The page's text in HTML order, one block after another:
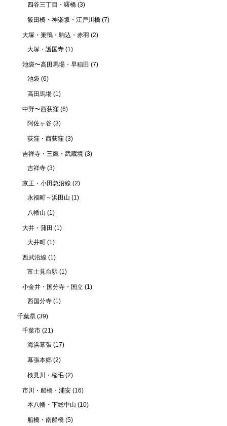
四谷三丁目・曙橋 (3)
飯田橋・神楽坂・江戸川橋 (7)
大塚・巣鴨・駒込・赤羽 (2)
大塚・護国寺 (1)
池袋〜高田馬場・早稲田 (7)
池袋 (6)
高田馬場 (1)
中野〜西荻窪 (6)
阿佐ヶ谷 (3)
荻窪・西荻窪 (3)
吉祥寺・三鷹・武蔵境 (3)
吉祥寺 (3)
京王・小田急沿線 (2)
永福町～浜田山 (1)
八幡山 (1)
大井・蒲田 (1)
大井町 (1)
西武沿線 (1)
富士見台駅 (1)
小金井・国分寺・国立 (1)
西国分寺 (1)
千葉県 (39)
千葉市 (21)
海浜幕張 (17)
幕張本郷 (2)
検見川・稲毛 (2)
市川・船橋・浦安 (16)
本八幡・下総中山 (10)
船橋・南船橋 (5)